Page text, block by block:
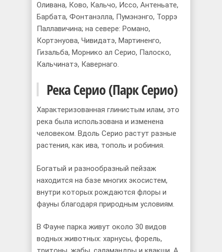
Оливана, Ково, Кальчо, Иссо, Антеньате,
Барбата, Фонтанэлла, Пумэнэнго, Торрэ
Паллавичина; на севере: Романо,
Кортэнуова, Чивидатэ, Мартиненго,
Гизальба, Морнико ал Серио, Палоско,
Кальчинатэ, Кавернаго.
Река Серио (Парк Серио)
Характеризованная глинистым илам, это
река была использована и изменена
человеком. Вдоль Серио растут разные
растения, как ива, тополь и робиния.
Богатый и разнообразный пейзаж
находится на базе многих экосистем,
внутри которых рождаются флоры и
фауны благодаря природным условиям.
B Фаунe парка живут около 30 видов
водных животных: харнусы, форель,